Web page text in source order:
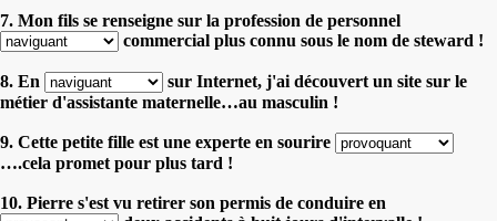
7. Mon fils se renseigne sur la profession de personnel
commercial plus connu sous le nom de steward !
8. En
sur Internet, j'ai découvert un site sur le
métier d'assistante maternelle…au masculin !
9. Cette petite fille est une experte en sourire
….cela promet pour plus tard !
10. Pierre s'est vu retirer son permis de conduire en